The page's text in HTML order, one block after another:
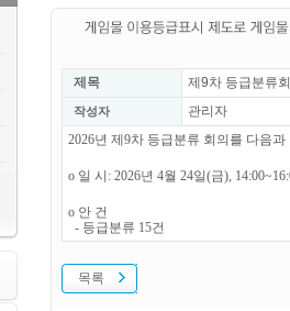
제목 제9차 등급분류
작성자
관리자
2026년 제9차 등급분류 회의를 다음
o 일 시: 2026년 4월 24일(금),
o 안 건
- 등급분류 15건
목록